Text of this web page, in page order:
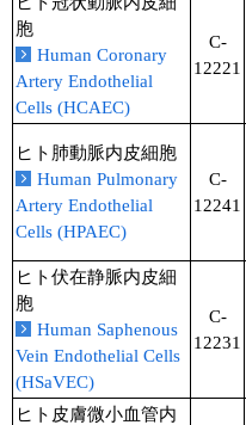
胞
Human Coronary
Artery Endothelial
Cells (HCAEC)
C-
12221
ヒト肺動脈内皮細胞
Human Pulmonary
Artery Endothelial
Cells (HPAEC)
C-
12241
ヒト伏在静脈内皮細
胞
Human Saphenous
Vein Endothelial Cells
(HSaVEC)
C-
12231
ヒト皮膚微小血管内